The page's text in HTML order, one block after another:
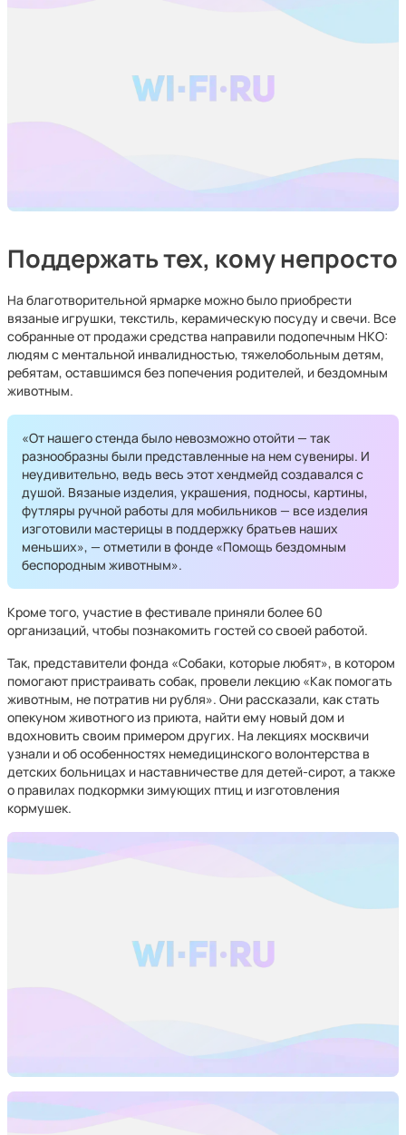
Поддержать тех, кому непросто
На благотворительной ярмарке можно было приобрести
вязаные игрушки, текстиль, керамическую посуду и свечи. Все
собранные от продажи средства направили подопечным НКО:
людям с ментальной инвалидностью, тяжелобольным детям,
ребятам, оставшимся без попечения родителей, и бездомным
животным.
«От нашего стенда было невозможно отойти — так
разнообразны были представленные на нем сувениры. И
неудивительно, ведь весь этот хендмейд создавался с
душой. Вязаные изделия, украшения, подносы, картины,
футляры ручной работы для мобильников — все изделия
изготовили мастерицы в поддержку братьев наших
меньших», — отметили в фонде «Помощь бездомным
беспородным животным».
Кроме того, участие в фестивале приняли более 60
организаций, чтобы познакомить гостей со своей работой.
Так, представители фонда «Собаки, которые любят», в котором
помогают пристраивать собак, провели лекцию «Как помогать
животным, не потратив ни рубля». Они рассказали, как стать
опекуном животного из приюта, найти ему новый дом и
вдохновить своим примером других. На лекциях москвичи
узнали и об особенностях немедицинского волонтерства в
детских больницах и наставничестве для детей-сирот, а также
о правилах подкормки зимующих птиц и изготовления
кормушек.